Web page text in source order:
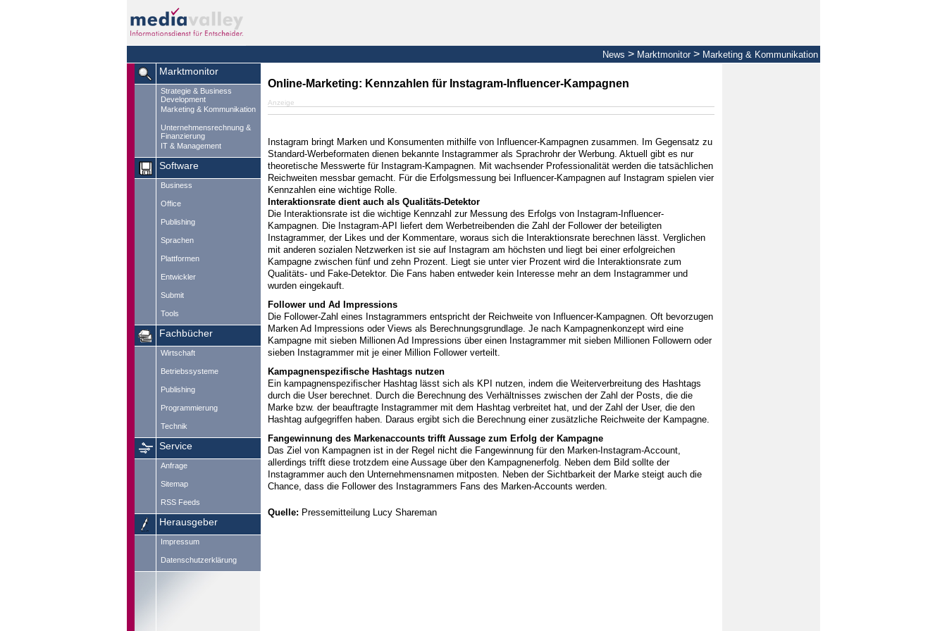
News > Marktmonitor > Marketing & Kommunikation
Marktmonitor
Strategie & Business
Development
Marketing & Kommunikation
Unternehmensrechnung &
Finanzierung
IT & Management
Software
Business
Office
Publishing
Sprachen
Plattformen
Entwickler
Submit
Tools
Fachbücher
Wirtschaft
Betriebssysteme
Publishing
Programmierung
Technik
Service
Anfrage
Sitemap
RSS Feeds
Herausgeber
Impressum
Datenschutzerklärung
Online-Marketing: Kennzahlen für Instagram-Influencer-Kampagnen
Anzeige
Instagram bringt Marken und Konsumenten mithilfe von Influencer-Kampagnen zusammen. Im Gegensatz zu
Standard-Werbeformaten dienen bekannte Instagrammer als Sprachrohr der Werbung. Aktuell gibt es nur
theoretische Messwerte für Instagram-Kampagnen. Mit wachsender Professionalität werden die tatsächlichen
Reichweiten messbar gemacht. Für die Erfolgsmessung bei Influencer-Kampagnen auf Instagram spielen vier
Kennzahlen eine wichtige Rolle.
Interaktionsrate dient auch als Qualitäts-Detektor
Die Interaktionsrate ist die wichtige Kennzahl zur Messung des Erfolgs von Instagram-Influencer-
Kampagnen. Die Instagram-API liefert dem Werbetreibenden die Zahl der Follower der beteiligten
Instagrammer, der Likes und der Kommentare, woraus sich die Interaktionsrate berechnen lässt. Verglichen
mit anderen sozialen Netzwerken ist sie auf Instagram am höchsten und liegt bei einer erfolgreichen
Kampagne zwischen fünf und zehn Prozent. Liegt sie unter vier Prozent wird die Interaktionsrate zum
Qualitäts- und Fake-Detektor. Die Fans haben entweder kein Interesse mehr an dem Instagrammer und
wurden eingekauft.
Follower und Ad Impressions
Die Follower-Zahl eines Instagrammers entspricht der Reichweite von Influencer-Kampagnen. Oft bevorzugen
Marken Ad Impressions oder Views als Berechnungsgrundlage. Je nach Kampagnenkonzept wird eine
Kampagne mit sieben Millionen Ad Impressions über einen Instagrammer mit sieben Millionen Followern oder
sieben Instagrammer mit je einer Million Follower verteilt.
Kampagnenspezifische Hashtags nutzen
Ein kampagnenspezifischer Hashtag lässt sich als KPI nutzen, indem die Weiterverbreitung des Hashtags
durch die User berechnet. Durch die Berechnung des Verhältnisses zwischen der Zahl der Posts, die die
Marke bzw. der beauftragte Instagrammer mit dem Hashtag verbreitet hat, und der Zahl der User, die den
Hashtag aufgegriffen haben. Daraus ergibt sich die Berechnung einer zusätzliche Reichweite der Kampagne.
Fangewinnung des Markenaccounts trifft Aussage zum Erfolg der Kampagne
Das Ziel von Kampagnen ist in der Regel nicht die Fangewinnung für den Marken-Instagram-Account,
allerdings trifft diese trotzdem eine Aussage über den Kampagnenerfolg. Neben dem Bild sollte der
Instagrammer auch den Unternehmensnamen mitposten. Neben der Sichtbarkeit der Marke steigt auch die
Chance, dass die Follower des Instagrammers Fans des Marken-Accounts werden.
Quelle: Pressemitteilung Lucy Shareman